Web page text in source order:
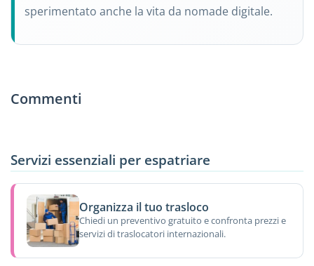
sperimentato anche la vita da nomade digitale.
Commenti
Servizi essenziali per espatriare
Organizza il tuo trasloco
Chiedi un preventivo gratuito e confronta prezzi e
servizi di traslocatori internazionali.